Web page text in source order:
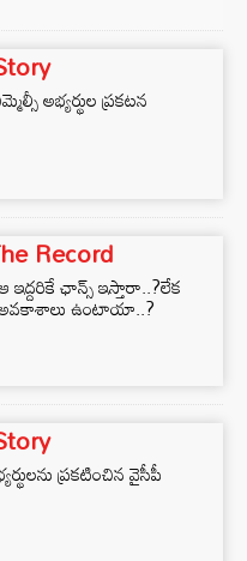
అభ్యర్థుల ప్రకటన
Record
ఛాన్స్ ఇస్తారా..?లేక
ఉంటాయా..?
ప్రకటించిన వైసీపీ